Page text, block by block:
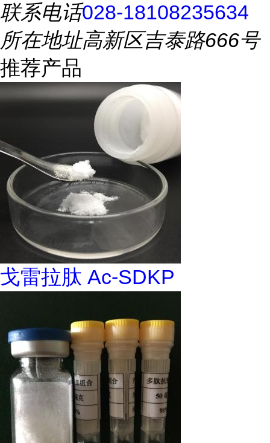
联系电话028-18108235634
所在地址高新区吉泰路666号
推荐产品
戈雷拉肽 Ac-SDKP